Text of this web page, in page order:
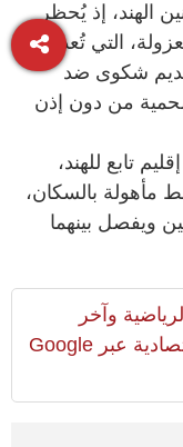
الهند، إذ يُحظر
التي تُعد من
تقديم شكوى ضد
من دون إذن
تابع للهند،
38 جزيرةً فقط مأهولة بالسكان،
ويفصل بينهما
وآخر
المستجدات السياسية والإقتصادية عبر Google